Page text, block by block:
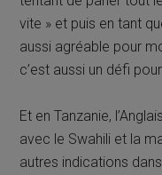
vite » et puis en tant
aussi agréable pour
c’est aussi un défi
Et en Tanzanie,
avec le Swahili et la
autres indications